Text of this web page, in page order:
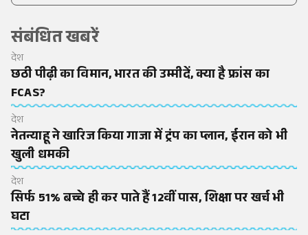
संबंधित खबरें
देश
छठी पीढ़ी का विमान, भारत की उम्मीदें, क्या है फ्रांस का
FCAS?
देश
नेतन्याहू ने खारिज किया गाजा में ट्रंप का प्लान, ईरान को भी
खुली धमकी
देश
सिर्फ 51% बच्चे ही कर पाते हैं 12वीं पास, शिक्षा पर खर्च भी
घटा